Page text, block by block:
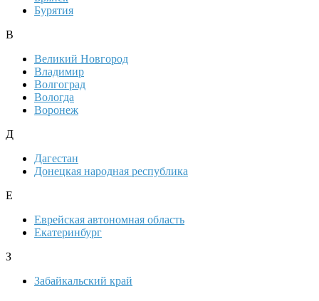
Бурятия
В
Великий Новгород
Владимир
Волгоград
Вологда
Воронеж
Д
Дагестан
Донецкая народная республика
Е
Еврейская автономная область
Екатеринбург
З
Забайкальский край